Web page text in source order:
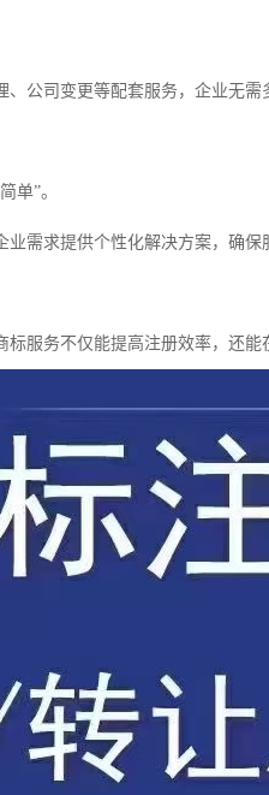
公司变更等配套服务，企业无需
单”。
需求提供个性化解决方案，确保
服务不仅能提高注册效率，还能